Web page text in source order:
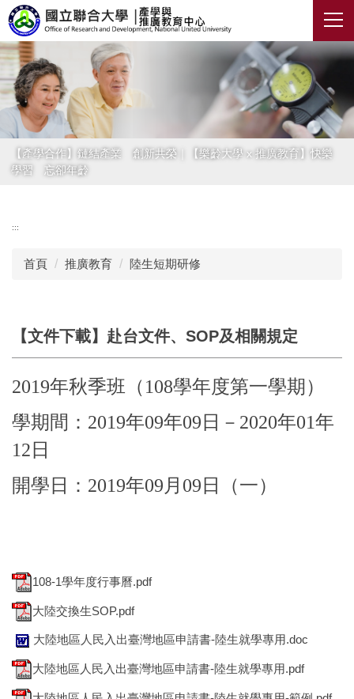
跳
到
主
要
內
容
區
【產學合作】鏈結產業 創新共榮｜【樂齡大學 x 推廣教育】快樂
學習 忘卻年齡
:::
首頁 推廣教育 陸生短期研修
【文件下載】赴台文件、SOP及相關規定
2019年秋季班（108學年度第一學期）
學期間：2019年09年09日－2020年01年
12日
開學日：2019年09月09日（一）
108-1學年度行事曆.pdf
大陸交換生SOP.pdf
大陸地區人民入出臺灣地區申請書-陸生就學專用.doc
大陸地區人民入出臺灣地區申請書-陸生就學專用.pdf